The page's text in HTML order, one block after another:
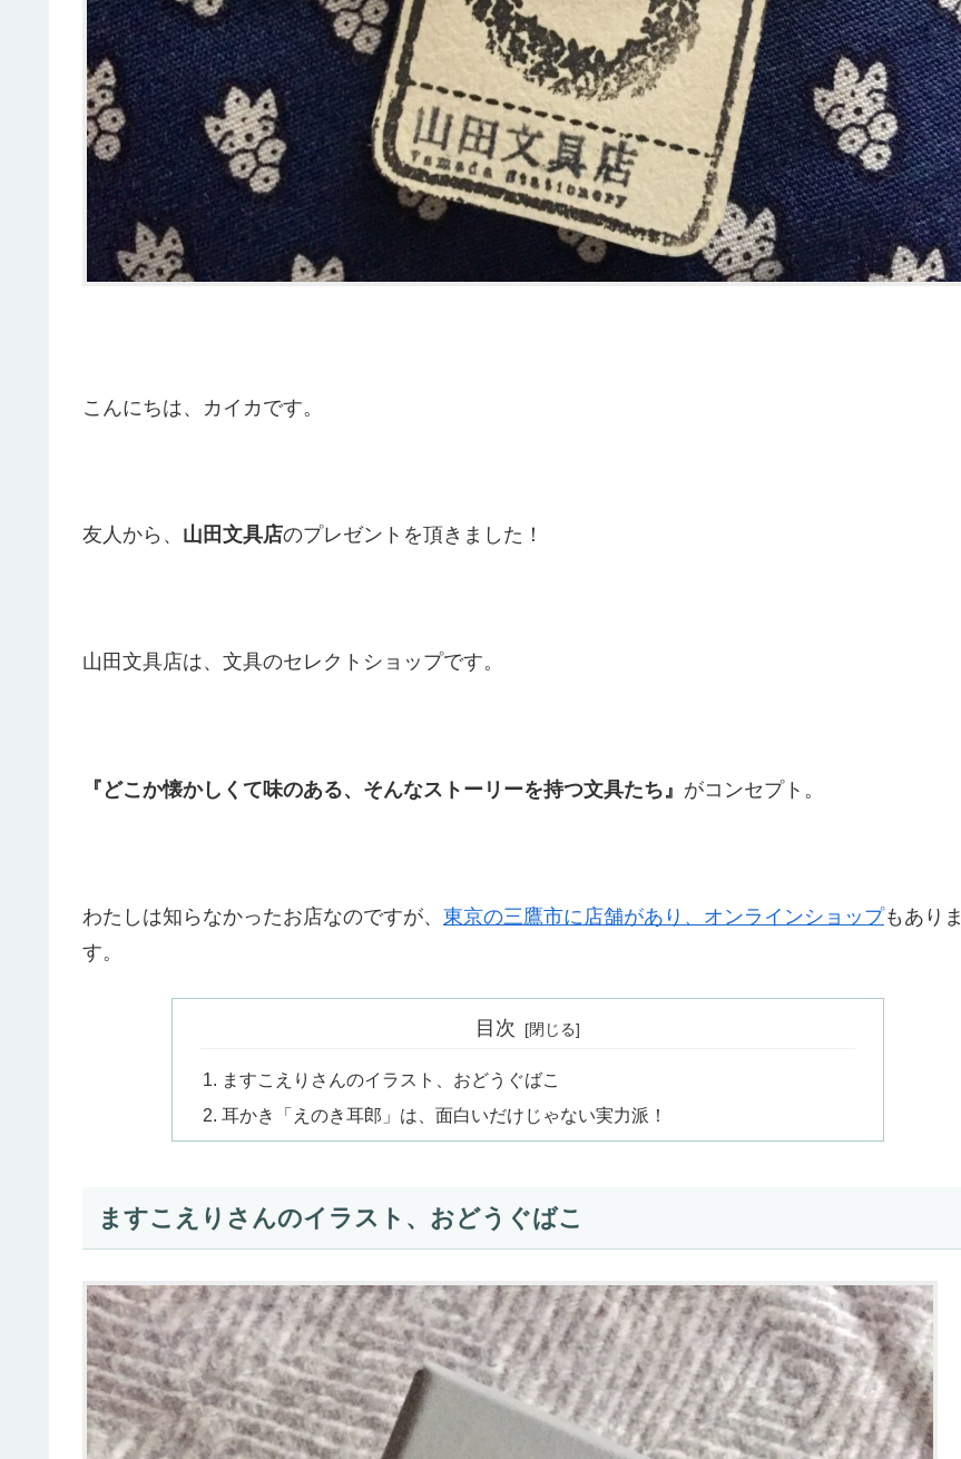
こんにちは、カイカです。
友人から、 山田文具店のプレゼントを頂きました！
山田文具店は、文具のセレクトショップです。
『どこか懐かしくて味のある、そんなストーリーを持つ文具たち』 がコンセプト。
わたしは知らなかったお店なのですが、 東京の三鷹市に店舗があり、オンラインショップもありま
す。
目次
ますこえりさんのイラスト、おどうぐばこ
耳かき「えのき耳郎」は、面白いだけじゃない実力派！
ますこえりさんのイラスト、おどうぐばこ